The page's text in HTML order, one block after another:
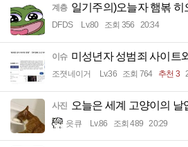
계층 일기주의)오늘자 햄볶 히
DFDS Lv.80 조회 356 20:34
이슈 미성년자 성범죄 사이트
조졋네이거 Lv.36 조회 764 추천 3
사진 오늘은 세계 고양이의 날
읏큐 Lv.86 조회 489 20:29